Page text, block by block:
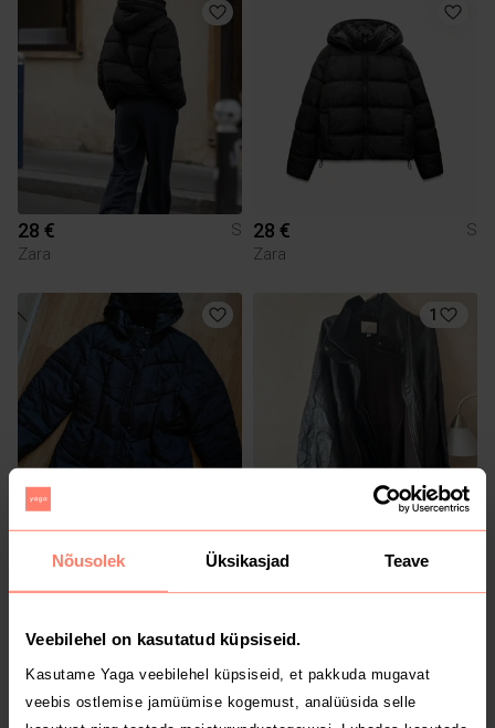
Nõusolek Üksikasjad Teave
Veebilehel on kasutatud küpsiseid.
Kasutame Yaga veebilehel küpsiseid, et pakkuda mugavat
veebis ostlemise jamüümise kogemust, analüüsida selle
28 €
S
Zara
28 €
S
Zara
8 € L
1
35 €
2XL
H&M